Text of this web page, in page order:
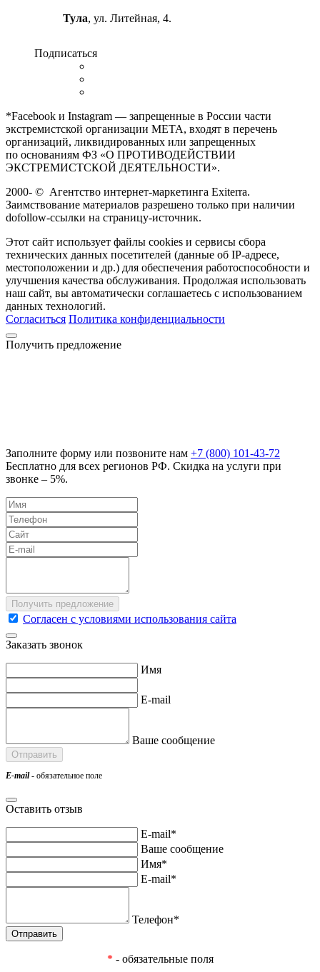
Тула, ул. Литейная, 4.
Подписаться
*Facebook и Instagram — запрещенные в России части
экстремистской организации META, входят в перечень
организаций, ликвидированных или запрещенных
по основаниям ФЗ «О ПРОТИВОДЕЙСТВИИ
ЭКСТРЕМИСТСКОЙ ДЕЯТЕЛЬНОСТИ».
2000- © Агентство интернет-маркетинга Exiterra.
Заимствование материалов разрешено только при наличии
dofollow-ссылки на страницу-источник.
Этот сайт использует файлы cookies и сервисы сбора
технических данных посетителей (данные об IP-адресе,
местоположении и др.) для обеспечения работоспособности и
улучшения качества обслуживания. Продолжая использовать
наш сайт, вы автоматически соглашаетесь с использованием
данных технологий.
Согласиться Политика конфиденциальности
Получить предложение
Заполните форму или позвоните нам +7 (800) 101-43-72
Бесплатно для всех регионов РФ. Скидка на услуги при
звонке – 5%.
Согласен с условиями использования сайта
Заказать звонок
Имя
E-mail
Ваше сообщение
E-mail- обязательное поле
Оставить отзыв
E-mail*
Ваше сообщение
Имя*
E-mail*
Телефон*
* - обязательные поля